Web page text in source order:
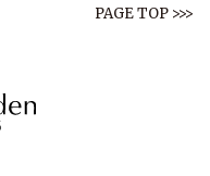
PAGE TOP >>>